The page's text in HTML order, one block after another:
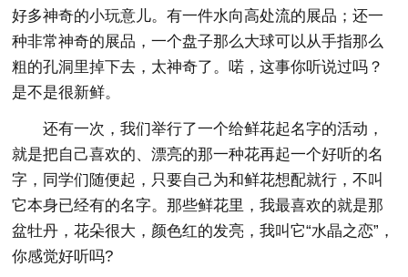
好多神奇的小玩意儿。有一件水向高处流的展品；还一
种非常神奇的展品，一个盘子那么大球可以从手指那么
粗的孔洞里掉下去，太神奇了。喏，这事你听说过吗？
是不是很新鲜。
还有一次，我们举行了一个给鲜花起名字的活动，
就是把自己喜欢的、漂亮的那一种花再起一个好听的名
字，同学们随便起，只要自己为和鲜花想配就行，不叫
它本身已经有的名字。那些鲜花里，我最喜欢的就是那
盆牡丹，花朵很大，颜色红的发亮，我叫它“水晶之恋”，
你感觉好听吗?